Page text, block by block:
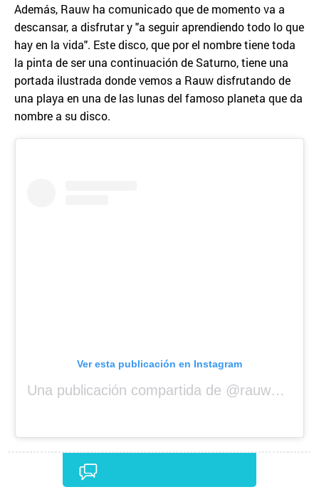
Además, Rauw ha comunicado que de momento va a
descansar, a disfrutar y "a seguir aprendiendo todo lo que
hay en la vida". Este disco, que por el nombre tiene toda
la pinta de ser una continuación de Saturno, tiene una
portada ilustrada donde vemos a Rauw disfrutando de
una playa en una de las lunas del famoso planeta que da
nombre a su disco.
Ver esta publicación en Instagram
Una publicación compartida de @rauwalejandro